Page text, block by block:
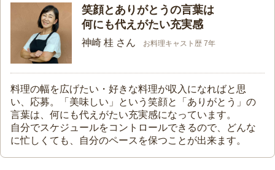
笑顔とありがとうの言葉は
何にも代えがたい充実感
神崎 桂 さん お料理キャスト歴 7年
料理の幅を広げたい・好きな料理が収入になればと思
い、応募。「美味しい」という笑顔と「ありがとう」の
言葉は、何にも代えがたい充実感になっています。
自分でスケジュールをコントロールできるので、どんな
に忙しくても、自分のペースを保つことが出来ます。